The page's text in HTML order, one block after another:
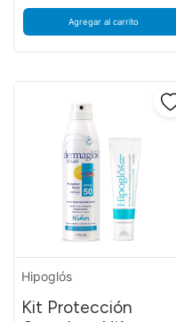
Agregar al carrito
Hipoglós
Kit Protección